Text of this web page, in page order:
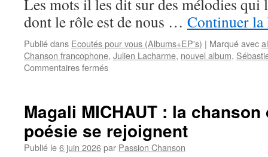
Les mots il les dit sur des mélodies qui
dont le rôle est de nous … Continuer
Publié dans Ecoutés pour vous (Albums+EP's) | Marqué avec
Chanson francophone, Julien Lacharme, nouvel album,
Commentaires ferméssur
méconnu,
CELESTIN
propose
son
Magali MICHAUT : la
poésie se rejoignent
Publié le6 juin 2026par Passion Chanson